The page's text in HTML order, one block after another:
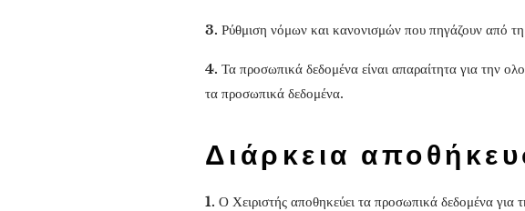
3. Ρύθμιση νόμων και κανονισμών που πηγάζουν από
4. Τα προσωπικά δεδομένα είναι απαραίτητα για την
τα προσωπικά δεδομένα.
Διάρκεια
1. Ο Χειριστής αποθηκεύει τα προσωπικά δεδομένα για